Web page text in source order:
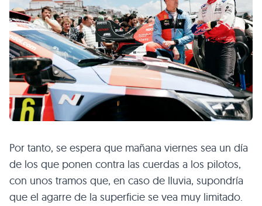
Por tanto, se espera que mañana viernes sea un día
de los que ponen contra las cuerdas a los pilotos,
con unos tramos que, en caso de lluvia, supondría
que el agarre de la superficie se vea muy limitado.